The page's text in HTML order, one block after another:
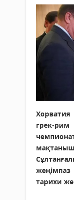
грек-
тарихи